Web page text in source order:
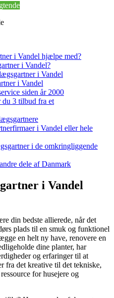
i Vandel hjælpe med?
i Vandel?
i Vandel
i Vandel
siden år 2000
du 3 tilbud fra et
i Vandel eller hele
i de omkringliggende
dele af Danmark
i Vandel
din bedste allierede, når det
plads til en smuk og funktionel
en helt ny have, renovere en
dine planter, har
og erfaringer til at
fra det kreative til det tekniske,
for husejere og